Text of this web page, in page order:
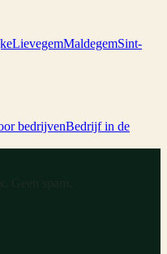
LievegemMaldegemSint-
bedrijvenBedrijf in de